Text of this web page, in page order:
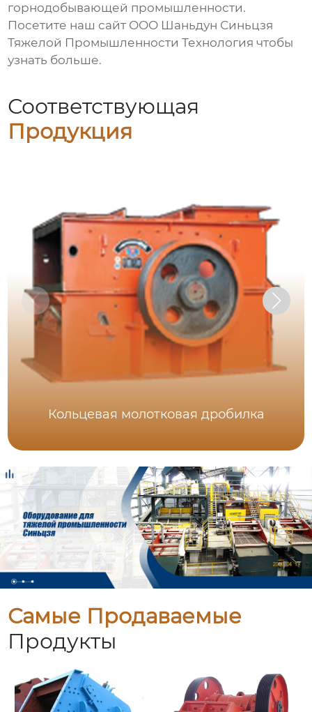
горнодобывающей промышленности.
Посетите наш сайт ООО Шаньдун Синьцзя
Тяжелой Промышленности Технология чтобы
узнать больше.
Соответствующая
Продукция
Кольцевая молотковая дробилка
Самые Продаваемые
Продукты